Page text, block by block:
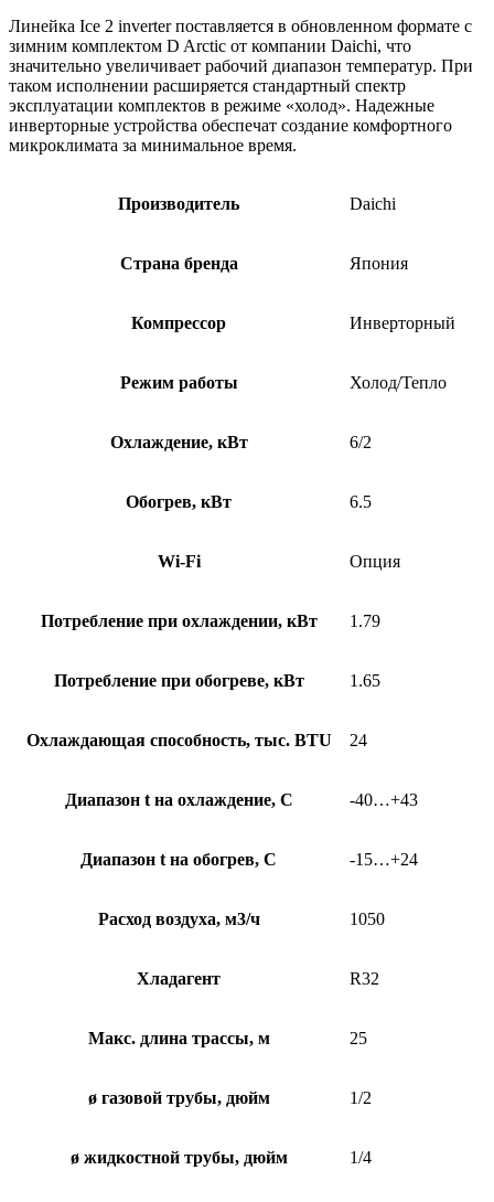
Линейка Ice 2 inverter поставляется в обновленном формате с
зимним комплектом D Arctic от компании Daichi, что
значительно увеличивает рабочий диапазон температур. При
таком исполнении расширяется стандартный спектр
эксплуатации комплектов в режиме «холод». Надежные
инверторные устройства обеспечат создание комфортного
микроклимата за минимальное время.
Производитель Daichi
Страна бренда Япония
Компрессор Инверторный
Режим работы Холод/Тепло
Охлаждение, кВт 6/2
Обогрев, кВт 6.5
Wi-Fi Опция
Потребление при охлаждении, кВт 1.79
Потребление при обогреве, кВт 1.65
Охлаждающая способность, тыс. BTU 24
Диапазон t на охлаждение, С -40…+43
Диапазон t на обогрев, С -15…+24
Расход воздуха, м3/ч 1050
Хладагент R32
Макс. длина трассы, м 25
ø газовой трубы, дюйм 1/2
ø жидкостной трубы, дюйм 1/4